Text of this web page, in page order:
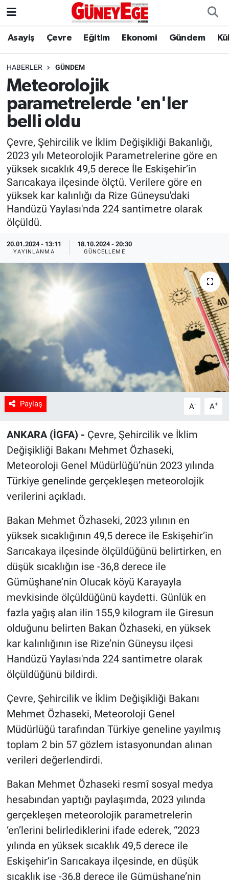
Asayiş Çevre Eğitim Ekonomi Gündem
HABERLER GÜNDEM
Meteorolojik
parametrelerde 'en'ler
belli oldu
Çevre, Şehircilik ve İklim Değişikliği Bakanlığı,
2023 yılı Meteorolojik Parametrelerine göre en
yüksek sıcaklık 49,5 derece İle Eskişehir’in
Sarıcakaya ilçesinde ölçtü. Verilere göre en
yüksek kar kalınlığı da Rize Güneysu'daki
Handüzü Yaylası'nda 224 santimetre olarak
ölçüldü.
20.01.2024 - 13:11
YAYINLANMA
18.10.2024 - 20:30
GÜNCELLEME
Paylaş A- A+
ANKARA (İGFA) - Çevre, Şehircilik ve İklim
Değişikliği Bakanı Mehmet Özhaseki,
Meteoroloji Genel Müdürlüğü’nün 2023 yılında
Türkiye genelinde gerçekleşen meteorolojik
verilerini açıkladı.
Bakan Mehmet Özhaseki, 2023 yılının en
yüksek sıcaklığının 49,5 derece ile Eskişehir’in
Sarıcakaya ilçesinde ölçüldüğünü belirtirken, en
düşük sıcaklığın ise -36,8 derece ile
Gümüşhane’nin Olucak köyü Karayayla
mevkisinde ölçüldüğünü kaydetti. Günlük en
fazla yağış alan ilin 155,9 kilogram ile Giresun
olduğunu belirten Bakan Özhaseki, en yüksek
kar kalınlığının ise Rize’nin Güneysu ilçesi
Handüzü Yaylası'nda 224 santimetre olarak
ölçüldüğünü bildirdi.
Çevre, Şehircilik ve İklim Değişikliği Bakanı
Mehmet Özhaseki, Meteoroloji Genel
Müdürlüğü tarafından Türkiye geneline yayılmış
toplam 2 bin 57 gözlem istasyonundan alınan
verileri değerlendirdi.
Bakan Mehmet Özhaseki resmî sosyal medya
hesabından yaptığı paylaşımda, 2023 yılında
gerçekleşen meteorolojik parametrelerin
‘en’lerini belirlediklerini ifade ederek, “2023
yılında en yüksek sıcaklık 49,5 derece ile
Eskişehir’in Sarıcakaya ilçesinde, en düşük
sıcaklık ise -36,8 derece ile Gümüşhane’nin
Asayiş
Çevre
Eğitim
Ekonomi
Gündem
Kültür Sanat
Magazin
Politika
Sağlık
Spor
Tarım
İstanbul Hava Durumu
İstanbul Trafik Yoğunluk Haritası
Süper Lig Puan Durumu ve Fikstür
Tüm Manşetler
Son Dakika Haberleri
Haber Arşivi